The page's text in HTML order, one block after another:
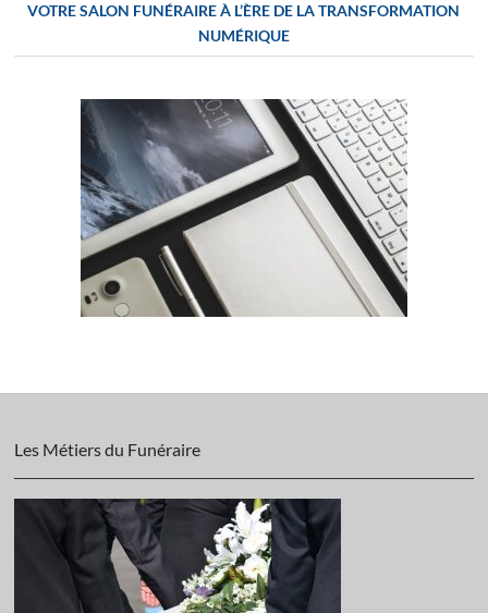
VOTRE SALON FUNÉRAIRE À L’ÈRE DE LA TRANSFORMATION
NUMÉRIQUE
Les Métiers du Funéraire